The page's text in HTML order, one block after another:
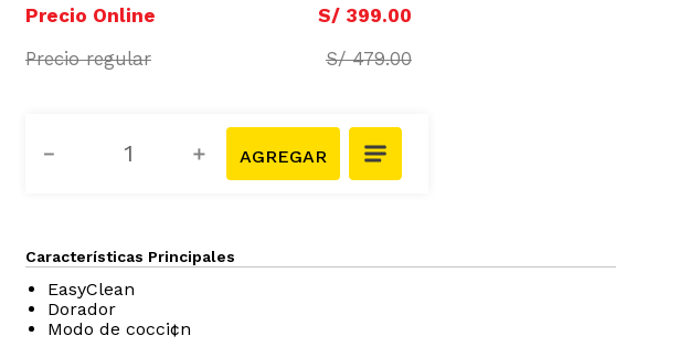
S/ 399.00
S/ 479.00
＋
－
Características Principales
EasyClean
Dorador
Modo de cocci¢n